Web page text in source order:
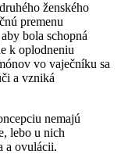
ženského
premenu
bola schopná
k oplodneniu
vo vaječníku sa
a vzniká
nemajú
lebo u nich
a ovulácii.